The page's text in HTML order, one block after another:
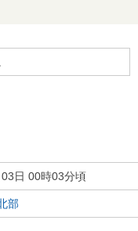
日 00時03分頃
部